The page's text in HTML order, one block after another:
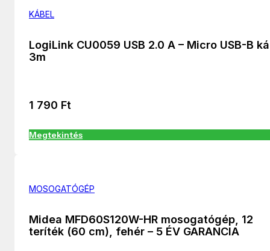
KÁBEL
LogiLink CU0059 USB 2.0 A – Micro USB-B
3m
1 790 Ft
Megtekintés
MOSOGATÓGÉP
Midea MFD60S120W-HR mosogatógép, 12
teríték (60 cm), fehér – 5 ÉV GARANCIA